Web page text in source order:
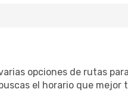
opciones de rutas
el horario que mejor